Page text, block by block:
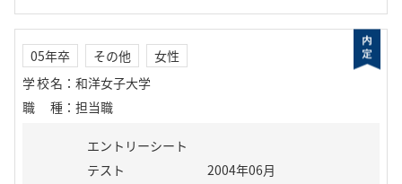
05年卒 その他
女性
学校名 ： 和洋女子大学
職種 ： 担当職
エントリーシート
テスト
2004年06月